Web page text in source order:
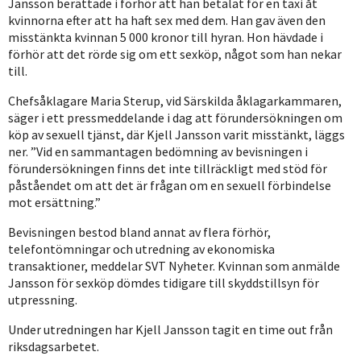
Jansson berättade i förhör att han betalat för en taxi åt
kvinnorna efter att ha haft sex med dem. Han gav även den
misstänkta kvinnan 5 000 kronor till hyran. Hon hävdade i
förhör att det rörde sig om ett sexköp, något som han nekar
till.
Chefsåklagare Maria Sterup, vid Särskilda åklagarkammaren,
säger i ett pressmeddelande i dag att förundersökningen om
köp av sexuell tjänst, där Kjell Jansson varit misstänkt, läggs
ner. ”Vid en sammantagen bedömning av bevisningen i
förundersökningen finns det inte tillräckligt med stöd för
påståendet om att det är frågan om en sexuell förbindelse
mot ersättning.”
Bevisningen bestod bland annat av flera förhör,
telefontömningar och utredning av ekonomiska
transaktioner, meddelar SVT Nyheter. Kvinnan som anmälde
Jansson för sexköp dömdes tidigare till skyddstillsyn för
utpressning.
Under utredningen har Kjell Jansson tagit en time out från
riksdagsarbetet.